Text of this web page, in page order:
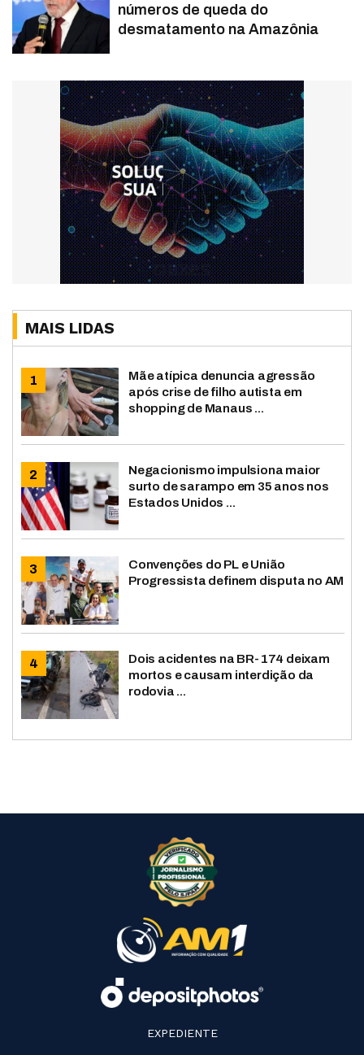
números de queda do
desmatamento na Amazônia
MAIS LIDAS
Mãe atípica denuncia agressão
após crise de filho autista em
shopping de Manaus ...
Negacionismo impulsiona maior
surto de sarampo em 35 anos nos
Estados Unidos ...
Convenções do PL e União
Progressista definem disputa no AM
Dois acidentes na BR-174 deixam
mortos e causam interdição da
rodovia ...
EXPEDIENTE